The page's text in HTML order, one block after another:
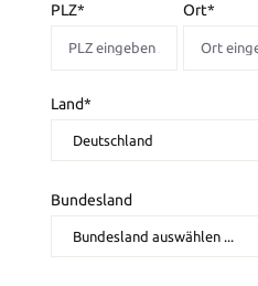
PLZ* Ort*
Land*
Bundesland